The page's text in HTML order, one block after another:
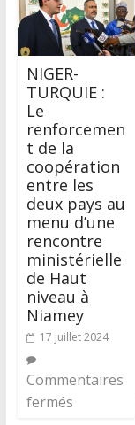
NIGER-
TURQUIE :
Le
renforcemen
t de la
coopération
entre les
deux pays au
menu d’une
rencontre
ministérielle
de Haut
niveau à
Niamey
17 juillet 2024
Commentaires
fermés